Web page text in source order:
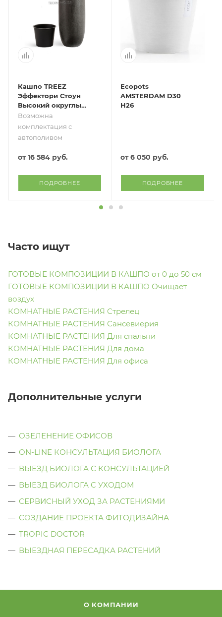
Кашпо TREEZ
Эффектори Стоун
Высокий округлый
конус Тёмно-серый
камень
Возможна
комплектация с
автополивом
от16 584 руб.
ПОДРОБНЕЕ
Ecopots
AMSTERDAM D30
H26
от6 050 руб.
ПОДРОБНЕЕ
Часто ищут
ГОТОВЫЕ КОМПОЗИЦИИ В КАШПО от 0 до 50 см
ГОТОВЫЕ КОМПОЗИЦИИ В КАШПО Очищает
воздух
КОМНАТНЫЕ РАСТЕНИЯ Стрелец
КОМНАТНЫЕ РАСТЕНИЯ Сансевиерия
КОМНАТНЫЕ РАСТЕНИЯ Для спальни
КОМНАТНЫЕ РАСТЕНИЯ Для дома
КОМНАТНЫЕ РАСТЕНИЯ Для офиса
Дополнительные услуги
ОЗЕЛЕНЕНИЕ ОФИСОВ
ON-LINE КОНСУЛЬТАЦИЯ БИОЛОГА
ВЫЕЗД БИОЛОГА С КОНСУЛЬТАЦИЕЙ
ВЫЕЗД БИОЛОГА C УХОДОМ
СЕРВИСНЫЙ УХОД ЗА РАСТЕНИЯМИ
СОЗДАНИЕ ПРОЕКТА ФИТОДИЗАЙНА
TROPIC DOCTOR
ВЫЕЗДНАЯ ПЕРЕСАДКА РАСТЕНИЙ
О КОМПАНИИ